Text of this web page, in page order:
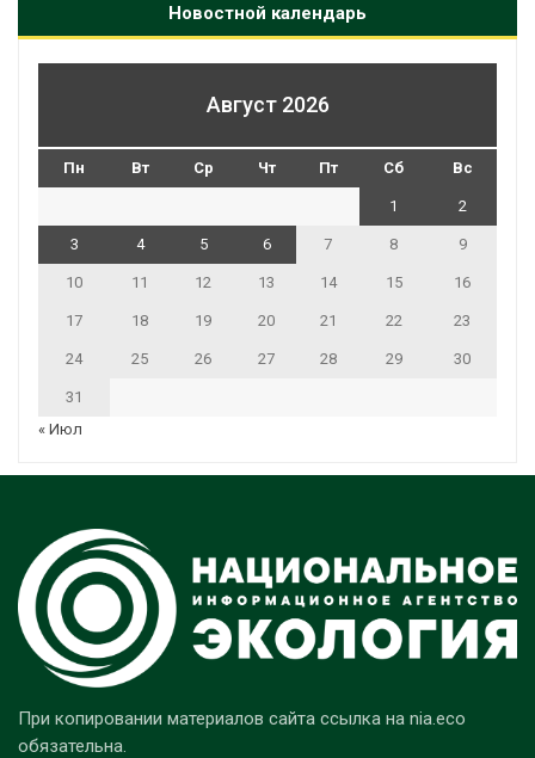
Новостной календарь
Август 2026
Пн Вт Ср Чт Пт Сб Вс
1 2
3 4 5 6 7 8 9
10 11 12 13 14 15 16
17 18 19 20 21 22 23
24 25 26 27 28 29 30
31
« Июл
При копировании материалов сайта ссылка на nia.eco
обязательна.